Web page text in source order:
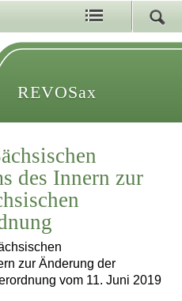
REVOSax
des Innern zur
zur Änderung der
vom 11. Juni 2019